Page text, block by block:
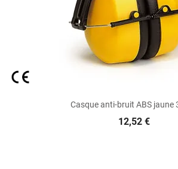
Casque anti-bruit ABS jaune
12,52 €